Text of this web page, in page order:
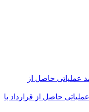
حاصل از قرارداد با